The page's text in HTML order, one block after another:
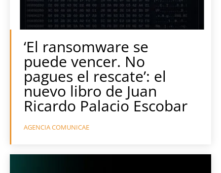
‘El ransomware se
puede vencer. No
pagues el rescate’: el
nuevo libro de Juan
Ricardo Palacio Escobar
AGENCIA COMUNICAE